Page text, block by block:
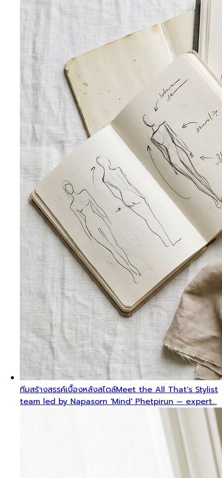
ทีมสร้างสรรค์เบื้องหลังสไตล์Meet the All That's Stylist
team led by Napasorn 'Mind' Phetpirun — expert…